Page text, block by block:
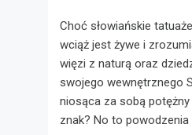
Choć słowiańskie
wciąż jest żywe i
więzi z naturą oraz
swojego wewnętrznego
niosąca za sobą potężny
znak? No to